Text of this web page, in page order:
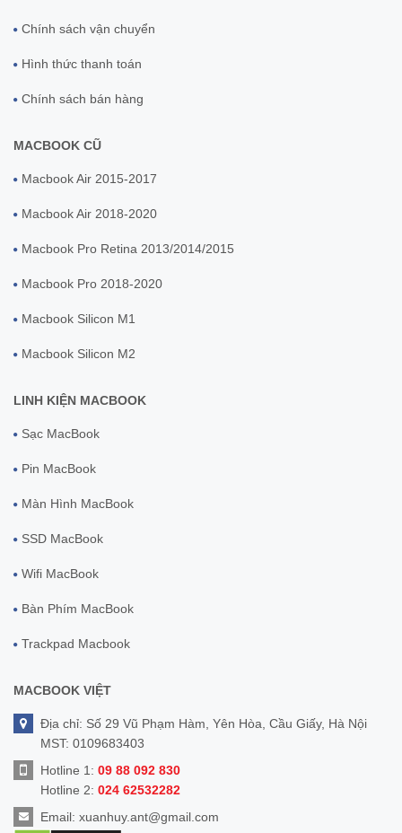
Chính sách vận chuyển
Hình thức thanh toán
Chính sách bán hàng
MACBOOK CŨ
Macbook Air 2015-2017
Macbook Air 2018-2020
Macbook Pro Retina 2013/2014/2015
Macbook Pro 2018-2020
Macbook Silicon M1
Macbook Silicon M2
LINH KIỆN MACBOOK
Sạc MacBook
Pin MacBook
Màn Hình MacBook
SSD MacBook
Wifi MacBook
Bàn Phím MacBook
Trackpad Macbook
MACBOOK VIỆT
Địa chỉ: Số 29 Vũ Phạm Hàm, Yên Hòa, Cầu Giấy, Hà Nội
MST: 0109683403
Hotline 1: 09 88 092 830
Hotline 2: 024 62532282
Email: xuanhuy.ant@gmail.com